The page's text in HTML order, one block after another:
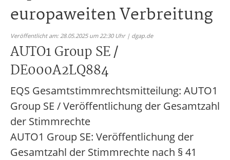
europaweiten Verbreitung
Veröffentlicht am: 28.05.2025 um 22:30 Uhr | dgap.de
AUTO1 Group SE /
DE000A2LQ884
EQS Gesamtstimmrechtsmitteilung: AUTO1
Group SE / Veröffentlichung der Gesamtzahl
der Stimmrechte
AUTO1 Group SE: Veröffentlichung der
Gesamtzahl der Stimmrechte nach § 41